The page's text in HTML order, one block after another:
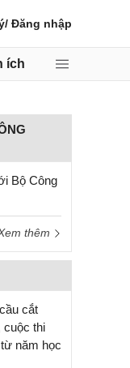
/ Đăng nhập
ích
Bộ Công
thêm
cắt
cuộc thi
năm học